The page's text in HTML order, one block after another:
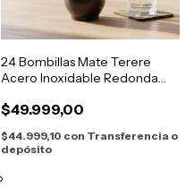
24 Bombillas Mate Terere
Acero Inoxidable Redonda
$49.999,00
$44.999,10 con Transferencia o
depósito